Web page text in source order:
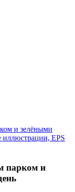
парком и